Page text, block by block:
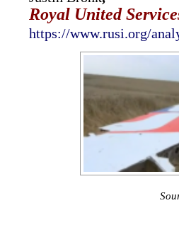
Royal United
https://www.rusi.org/